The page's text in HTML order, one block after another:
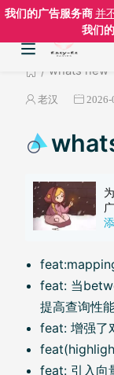
whats new
老汉 2026-
feat: 当
提高查询性
feat: 增强了
feat: 引入向
我们的广告服务商并
我们